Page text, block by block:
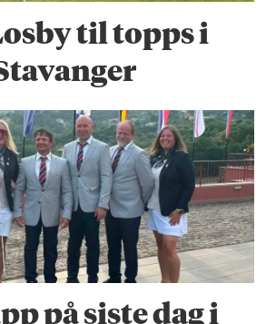
til topps i
på siste dag i